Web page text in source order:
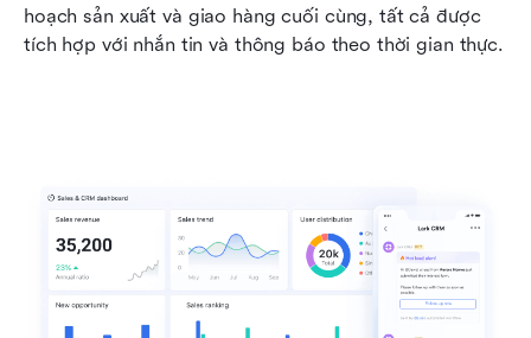
hoạch sản xuất và giao hàng cuối cùng, tất cả được
tích hợp với nhắn tin và thông báo theo thời gian thực.